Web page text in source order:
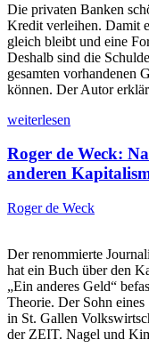
Die privaten Banken
Kredit verleihen. Damit
gleich bleibt und eine
Deshalb sind die
gesamten vorhandenen
können. Der Autor
weiterlesen
Roger de Weck:
anderen
Roger de Weck
Der renommierte
hat ein Buch über den
„Ein anderes Geld“
Theorie. Der Sohn
in St. Gallen
der ZEIT. Nagel und